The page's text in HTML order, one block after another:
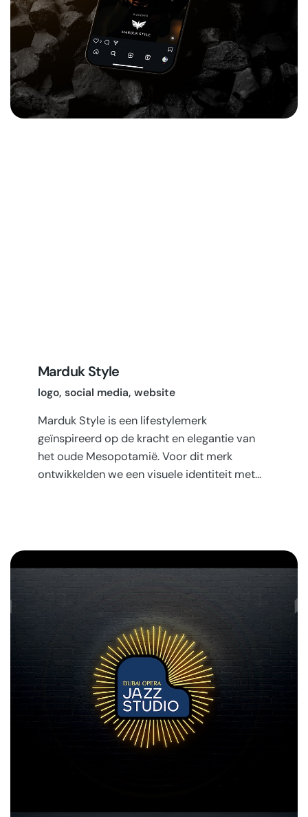
Marduk Style
logo social media website
Marduk Style is een lifestylemerk
geïnspireerd op de kracht en elegantie van
het oude Mesopotamië. Voor dit merk
ontwikkelden we een visuele identiteit met…